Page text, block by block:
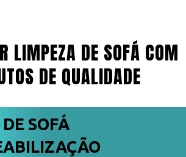
LIMPEZA DE SOFÁ COM
DE QUALIDADE
SOFÁ